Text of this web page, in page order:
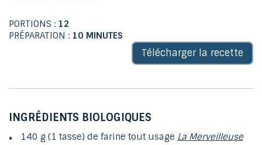
PORTIONS : 12
PRÉPARATION : 10 MINUTES
Télécharger la recette
INGRÉDIENTS BIOLOGIQUES
140 g (1 tasse) de farine tout usage La Merveilleuse